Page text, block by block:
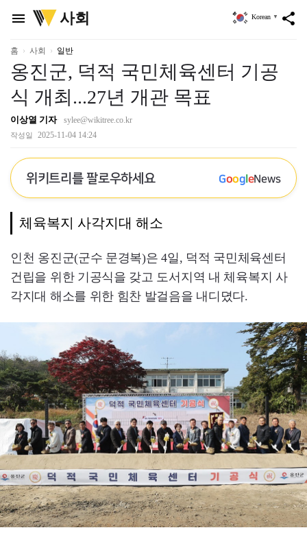
menu
위
키
리
사회 share
Korean ▼
홈 사회 일반
옹진군, 덕적 국민체육센터 기공
식 개최...27년 개관 목표
이상열 기자 sylee@wikitree.co.kr
작성일 2025-11-04 14:24
위키트리를 팔로우하세요 GoogleNews
체육복지 사각지대 해소
인천 옹진군(군수 문경복)은 4일, 덕적 국민체육센터
건립을 위한 기공식을 갖고 도서지역 내 체육복지 사
각지대 해소를 위한 힘찬 발걸음을 내디뎠다.